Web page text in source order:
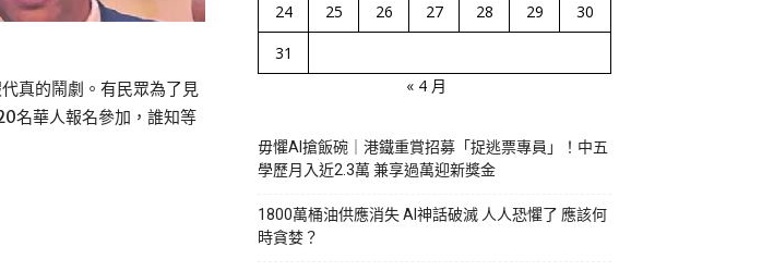
真的鬧劇。有民眾為了見
名華人報名參加，誰知等
24
25 26 27 28 29
30
31
« 4 月
毋懼AI搶飯碗｜港鐵重賞招募「捉逃票專員」！中五
學歷月入近2.3萬 兼享過萬迎新獎金
1800萬桶油供應消失 AI神話破滅 人人恐懼了 應該何
時貪婪？